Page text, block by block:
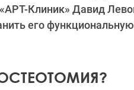
Клиник» Давид
его